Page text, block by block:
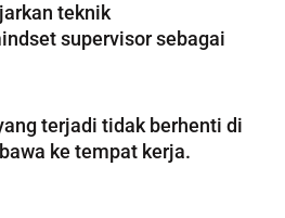
teknik
supervisor sebagai
terjadi tidak berhenti di
ke tempat kerja.